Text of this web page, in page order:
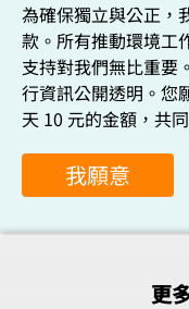
為確保獨立與公正，
款。所有推動環境工
支持對我們無比重要
行資訊公開透明。您
天 10 元的金額，共
我願意
更